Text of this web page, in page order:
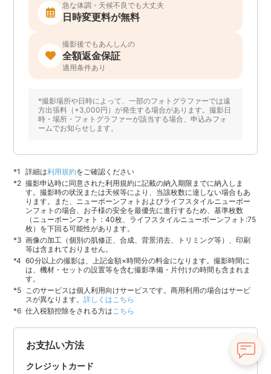
急な体調・天候不良でも大丈夫
日時変更料が無料
撮影後でもあんしんの
全額返金保証
適用条件あり
*撮影場所や日時によって、一部のフォトグラファーでは遠
方出張料（+3,000円）が発生する場合があります。撮影日
時・場所・フォトグラファーが該当する場合、申込みフォ
ームでお知らせします。
詳細は利用規約をご確認ください
撮影申込時に同意された利用規約に記載の納入期限までに納入しま
す。撮影時の状況または天候等により、当該枚数に達しない場合もあ
ります。また、ニューボーンフォトおよびライフスタイルニューボー
ンフォトの場合、お子様の安全を最優先に進行するため、基準枚数
（ニューボーンフォト：40枚、ライフスタイルニューボーンフォト:75
枚）を下回る可能性があります。
画像の加工（個別の肌修正、合成、背景消去、トリミング等）、印刷
等は含まれておりません。
60分以上の撮影は、上記金額×時間分の料金になります。撮影時間に
は、機材・セットの設置等を含む撮影準備・片付けの時間も含まれま
す。
このサービスは個人利用向けサービスです。商用利用の場合はサービ
スが異なります。詳しくはこちら
仕入税額控除をされる方は こちら
お支払い方法
クレジットカード